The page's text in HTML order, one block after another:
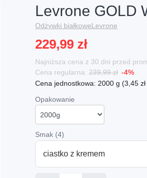
Levrone GOLD
Odżywki białkoweLevrone
229,99 zł
Najniższa cena z 30 dni przed
Cena regularna: 239,99 zł -4%
Cena jednostkowa: 2000 g (3,45
Opakowanie
Smak (4)
ciastko z kremem